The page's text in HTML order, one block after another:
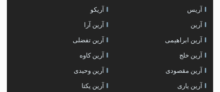
آریس آریکو
آرین آرین آرا
آرین ابراهیمی آرین تفضلی
آرین خلج آرین کاوه
آرین مقصودی آرین وحیدی
آرین یاری آرین یکتا